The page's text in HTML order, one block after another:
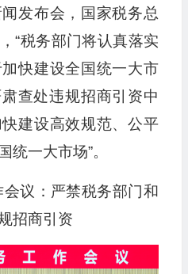
发布会，国家税务总
“税务部门将认真落实
快建设全国统一大市
查处违规招商引资中
建设高效规范、公平
统一大市场”。
议：严禁税务部门和
招商引资